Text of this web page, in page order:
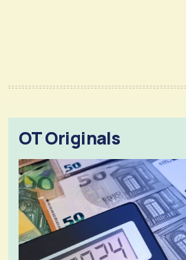
OT Originals